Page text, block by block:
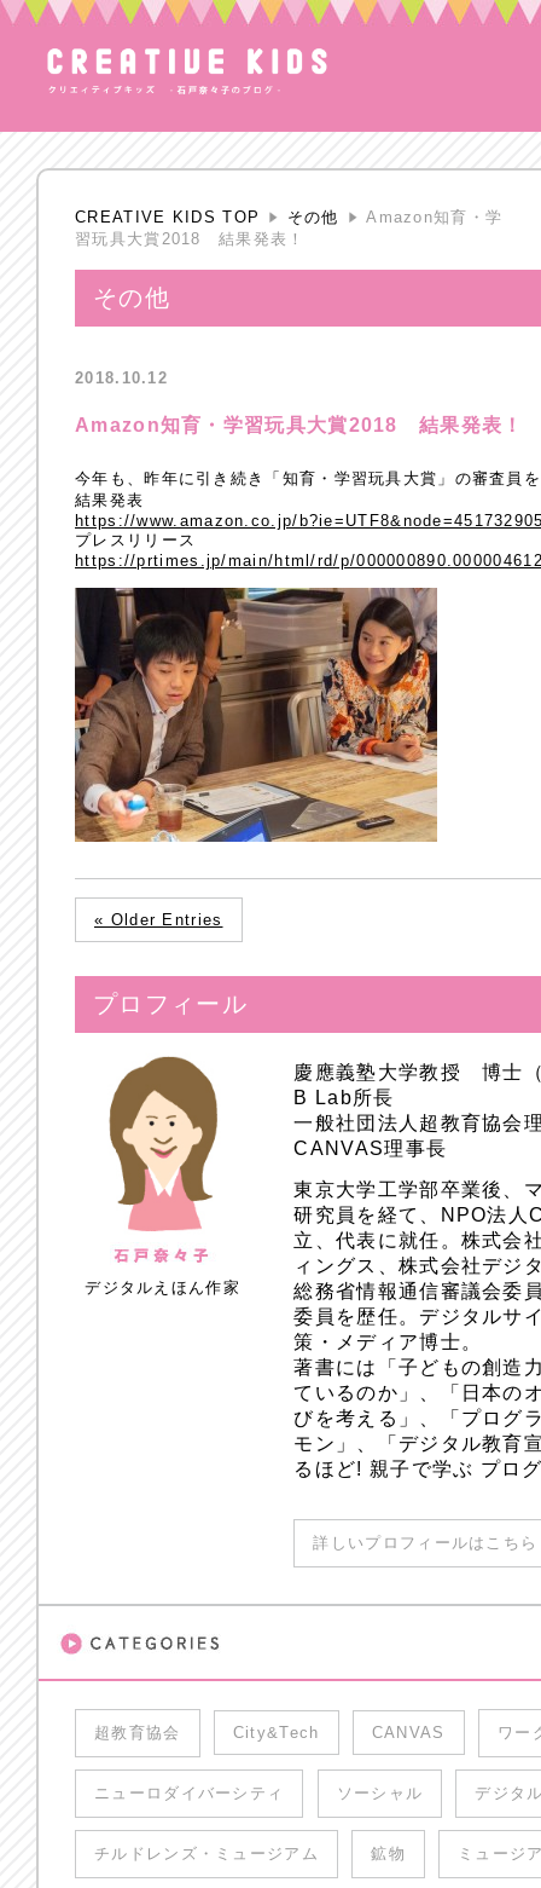
CREATIVE KIDS TOP その他
Amazon知育・学
習玩具大賞2018 結果発表！
その他
2018.10.12
Amazon知育・学習玩具大賞2018 結果発表！
今年も、昨年に引き続き「知育・学習玩具大賞」の審査員
結果発表
https://www.amazon.co.jp/
プレスリリース
https://prtimes.jp/main/html/rd/p/
« Older Entries
プロフィール
デジタルえほん作家
慶應義塾大学教授 博士
B Lab所長
一般社団法人超教育協会
CANVAS理事長
東京大学工学部卒業後、
研究員を経て、NPO法人
立、代表に就任。株式会
ィングス、株式会社デジ
総務省情報通信審議会委
委員を歴任。デジタルサ
策・メディア博士。
著書には「子どもの創造
ているのか」、「日本の
びを考える」、「プログ
モン」、「デジタル教育
るほど! 親子で学ぶ プロ
詳しいプロフィールはこち
超教育協会 City&Tech CANVAS ワー
ニューロダイバーシティ ソーシャル デジタ
チルドレンズ・ミュージアム 鉱物 ミュージ